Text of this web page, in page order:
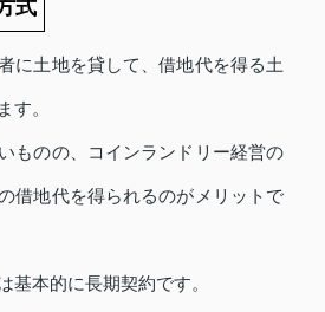
式
に土地を貸して、借地代を得る土
す。
ものの、コインランドリー経営の
借地代を得られるのがメリットで
基本的に長期契約です。